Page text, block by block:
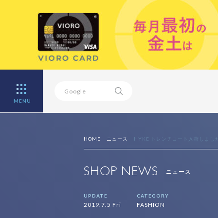
MENU
HOME ニュース HYKE トレンチコート入荷しまし
SHOP NEWS ニュース
UPDATE
2019.7.5 Fri
CATEGORY
FASHION